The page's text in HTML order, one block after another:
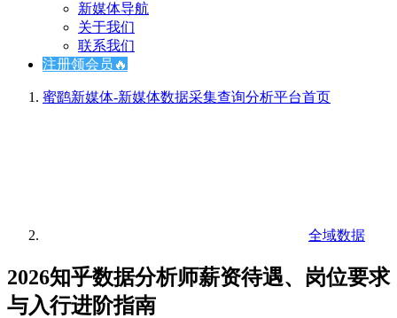
新媒体导航
关于我们
联系我们
注册领会员🔥
蜜鹞新媒体-新媒体数据采集查询分析平台首页
全域数据
2026知乎数据分析师薪资待遇、岗位要求
与入行进阶指南